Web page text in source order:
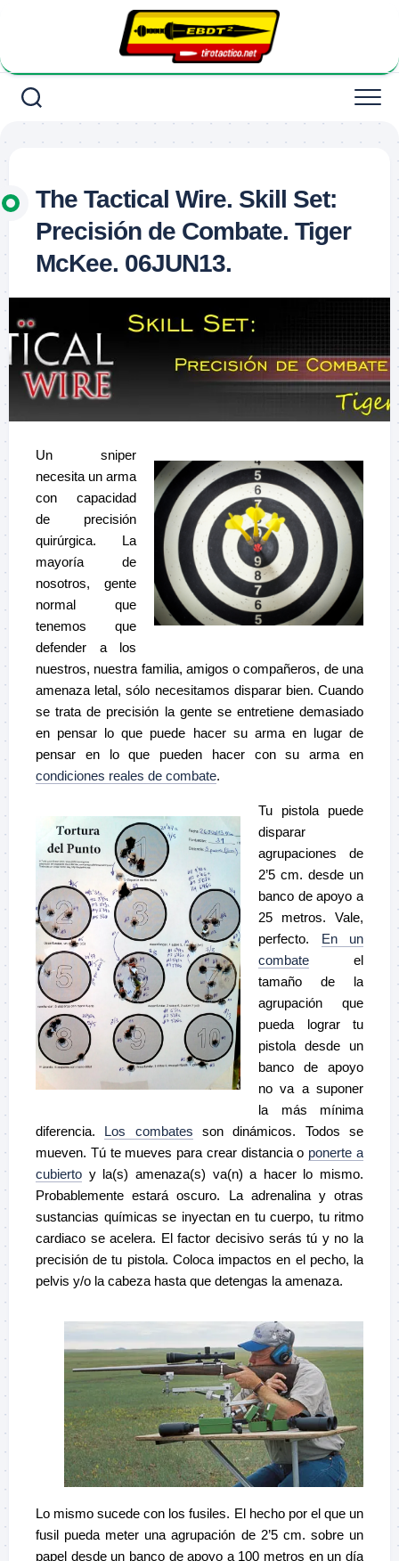
The Tactical Wire. Skill Set:
Precisión de Combate. Tiger
McKee. 06JUN13.
Un sniper
necesita un arma
con capacidad
de precisión
quirúrgica. La
mayoría de
nosotros, gente
normal que
tenemos que
defender a los
nuestros, nuestra familia, amigos o compañeros, de una
amenaza letal, sólo necesitamos disparar bien. Cuando
se trata de precisión la gente se entretiene demasiado
en pensar lo que puede hacer su arma en lugar de
pensar en lo que pueden hacer con su arma en
condiciones reales de combate.
Tu pistola puede
disparar
agrupaciones de
2’5 cm. desde un
banco de apoyo a
25 metros. Vale,
perfecto. En un
combate el
tamaño de la
agrupación que
pueda lograr tu
pistola desde un
banco de apoyo
no va a suponer
la más mínima
diferencia. Los combates son dinámicos. Todos se
mueven. Tú te mueves para crear distancia o ponerte a
cubierto y la(s) amenaza(s) va(n) a hacer lo mismo.
Probablemente estará oscuro. La adrenalina y otras
sustancias químicas se inyectan en tu cuerpo, tu ritmo
cardiaco se acelera. El factor decisivo serás tú y no la
precisión de tu pistola. Coloca impactos en el pecho, la
pelvis y/o la cabeza hasta que detengas la amenaza.
Lo mismo sucede con los fusiles. El hecho por el que un
fusil pueda meter una agrupación de 2’5 cm. sobre un
papel desde un banco de apoyo a 100 metros en un día